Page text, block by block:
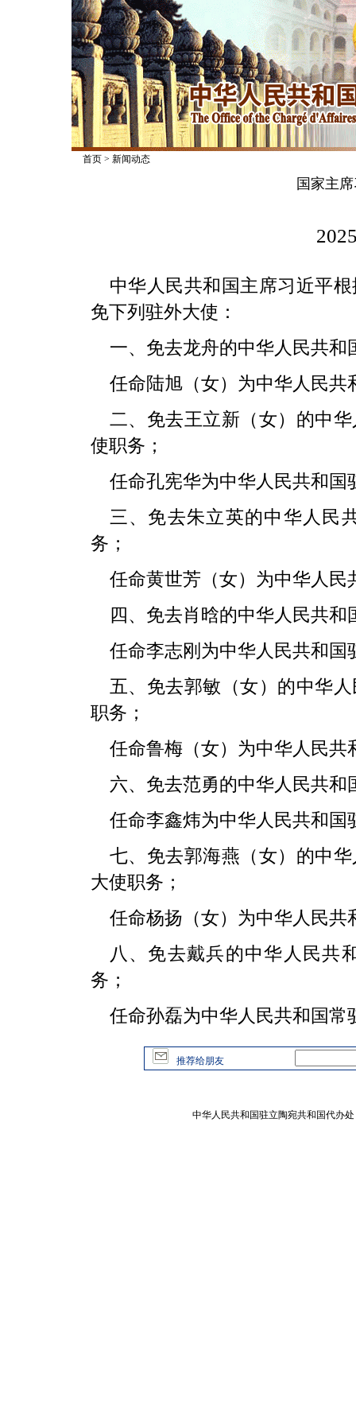
首页> 新闻动态
国家主
中华人民共和国主席习近平
免下列驻外大使：
一、免去龙舟的中华人民共
任命陆旭（女）为中华人民
二、免去王立新（女）的中
使职务；
任命孔宪华为中华人民共和
三、免去朱立英的中华人民
务；
任命黄世芳（女）为中华人
四、免去肖晗的中华人民共
任命李志刚为中华人民共和
五、免去郭敏（女）的中华
职务；
任命鲁梅（女）为中华人民
六、免去范勇的中华人民共
任命李鑫炜为中华人民共和
七、免去郭海燕（女）的中
大使职务；
任命杨扬（女）为中华人民
八、免去戴兵的中华人民共
务；
任命孙磊为中华人民共和国
推荐给朋友
中华人民共和国驻立陶宛共和国代办处